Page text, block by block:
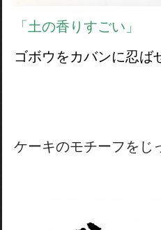
「土の香りすごい」
ゴボウをカバンに忍ば
ケーキのモチーフをじ